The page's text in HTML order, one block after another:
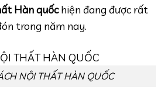
Hàn quốchiện đang được rất
trong năm nay.
NỘI THẤT HÀN QUỐC